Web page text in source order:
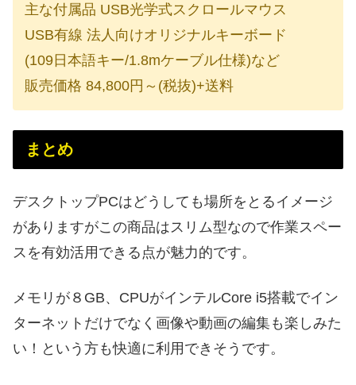
主な付属品 USB光学式スクロールマウス
USB有線 法人向けオリジナルキーボード
(109日本語キー/1.8mケーブル仕様)など
販売価格 84,800円～(税抜)+送料
まとめ
デスクトップPCはどうしても場所をとるイメージ
がありますがこの商品はスリム型なので作業スペー
スを有効活用できる点が魅力的です。
メモリが８GB、CPUがインテルCore i5搭載でイン
ターネットだけでなく画像や動画の編集も楽しみた
い！という方も快適に利用できそうです。